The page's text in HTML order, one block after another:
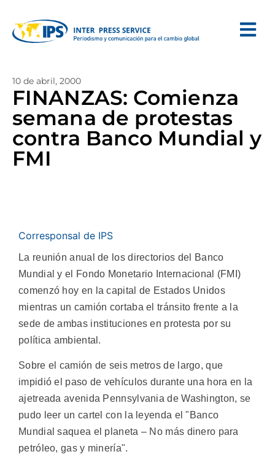
10 de abril, 2000
FINANZAS: Comienza
semana de protestas
contra Banco Mundial y
FMI
Corresponsal de IPS
La reunión anual de los directorios del Banco
Mundial y el Fondo Monetario Internacional (FMI)
comenzó hoy en la capital de Estados Unidos
mientras un camión cortaba el tránsito frente a la
sede de ambas instituciones en protesta por su
política ambiental.
Sobre el camión de seis metros de largo, que
impidió el paso de vehículos durante una hora en la
ajetreada avenida Pennsylvania de Washington, se
pudo leer un cartel con la leyenda el "Banco
Mundial saquea el planeta – No más dinero para
petróleo, gas y minería".